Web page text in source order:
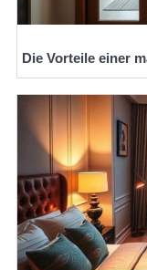
Die Vorteile einer